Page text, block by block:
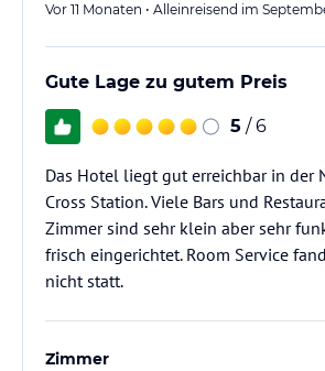
Vor 11 Monaten • Alleinreisend im
Gute Lage zu gutem Preis
5 / 6
Das Hotel liegt gut erreichbar in der
Cross Station. Viele Bars und
Zimmer sind sehr klein aber sehr
frisch eingerichtet. Room Service
nicht statt.
Zimmer